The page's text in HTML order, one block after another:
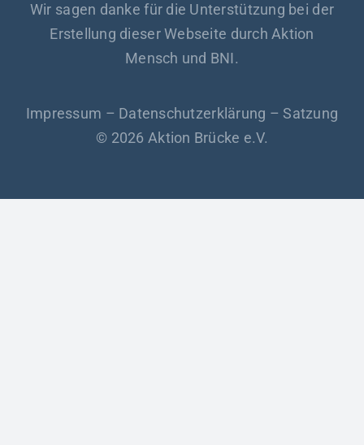
Wir sagen danke für die Unterstützung bei der
Erstellung dieser Webseite durch Aktion
Mensch und BNI.
Impressum – Datenschutzerklärung – Satzung
© 2026 Aktion Brücke e.V.